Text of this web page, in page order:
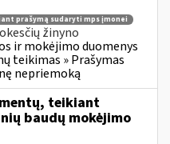
prašymą sudaryti mps įmonei
žinyno
ir mokėjimo duomenys
teikimas » Prašymas
nepriemoką
teikiant
baudų mokėjimo